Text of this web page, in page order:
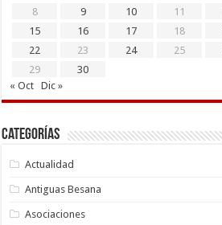
8
9 10 11
15
16 17 18
22
23 24 25
29
30
« Oct
Dic »
Categorías
Actualidad
Antiguas Besana
Asociaciones